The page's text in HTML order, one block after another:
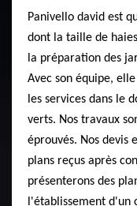
Panivello david est
dont la taille de
la préparation des
Avec son équipe,
les services dans le
verts. Nos travaux
éprouvés. Nos devis
plans reçus après
présenterons des
l'établissement